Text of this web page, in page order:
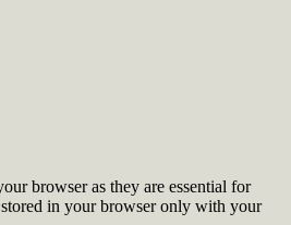
browser as they are essential for
in your browser only with your